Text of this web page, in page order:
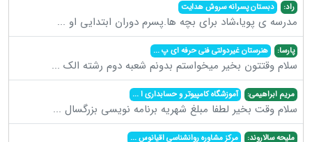
راد: دبستان پسرانه سروش هدایت
مدرسه ی پویا،شاد برای بچه ها.پسرم دوران ابتدایی او ...
پارسا: هنرستان غیردولتی فنی حرفه ای پ...
سلام وقتتون بخیر میخواستم بدونم شعبه دوم رشته الک ...
مریم ابراهیمی: آموزشگاه کامپیوتر و حسابداری ا...
سلام وقت بخیر لطفا مبلغ شهریه برنامه نویسی بزرگسال ...
ملیحه سالاروند: مرکز مشاوره روانشناسی اقیانوس...